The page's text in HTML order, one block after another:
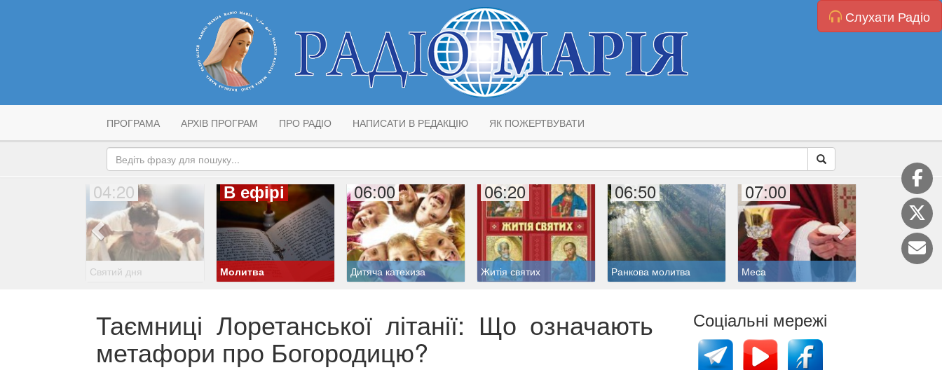
Слухати Радіо
ПРОГРАМА АРХІВ ПРОГРАМ ПРО РАДІО НАПИСАТИ В РЕДАКЦІЮ ЯК ПОЖЕРТВУВАТИ
04:20
Святий дня
В ефірі
Молитва
06:00
Дитяча катехиза
06:20
Житія святих
06:50
Ранкова молитва
07:00
Меса
08:00
Таємниці Лоретанської літанії: Що означають
метафори про Богородицю?
Соціальні мережі